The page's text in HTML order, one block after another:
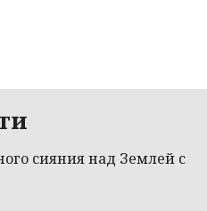
сияния над Землей с